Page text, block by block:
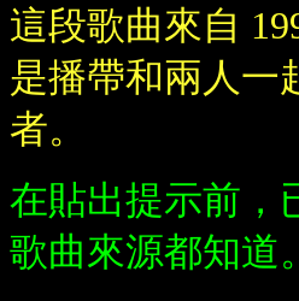
這段歌曲來自
是播帶和兩人一
者。
在貼出提示前，
歌曲來源都知道